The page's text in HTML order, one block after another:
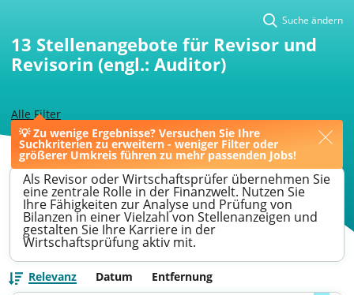
💡 Zu wenige Ergebnisse? Versuchen Sie Ihre
Suchkriterien zu erweitern - weniger Filter oder
größerer Umkreis führen zu mehr passenden Jobs!
Alle Filter
Suche ändern
13 Stellenangebote für Revisor und
Revisorin (engl.: Auditor)
> Offenbach > Revisor
Als Revisor oder Wirtschaftsprüfer übernehmen Sie
eine zentrale Rolle in der Finanzwelt. Nutzen Sie
Ihre Fähigkeiten zur Analyse und Prüfung von
Bilanzen in einer Vielzahl von Stellenanzeigen und
gestalten Sie Ihre Karriere in der
Wirtschaftsprüfung aktiv mit.
Relevanz Datum Entfernung